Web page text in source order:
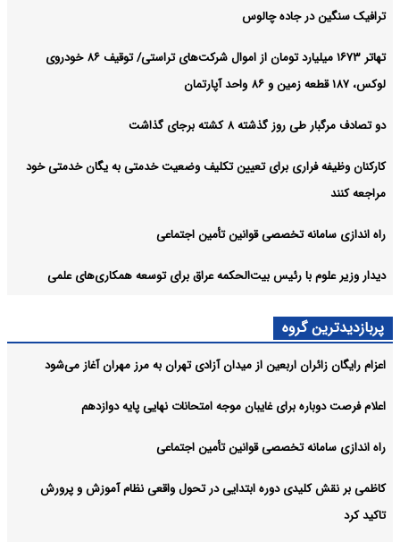
ترافیک سنگین در جاده چالوس
تهاتر ۱۶۷۳ میلیارد تومان از اموال شرکت‌های تراستی/ توقیف ۸۶ خودروی
لوکس، ۱۸۷ قطعه زمین و ۸۶ واحد آپارتمان
دو تصادف مرگبار طی روز گذشته ۸ کشته برجای گذاشت
کارکنان وظیفه فراری برای تعیین تکلیف وضعیت خدمتی به یگان خدمتی خود
مراجعه کنند
راه اندازی سامانه تخصصی قوانین تأمین اجتماعی
دیدار وزیر علوم با رئیس بیت‌الحکمه عراق برای توسعه همکاری‌های علمی
پربازدیدترین گروه
اعزام رایگان زائران اربعین از میدان آزادی تهران به مرز مهران آغاز می‌شود
اعلام فرصت دوباره برای غایبان موجه امتحانات نهایی پایه دوازدهم
راه اندازی سامانه تخصصی قوانین تأمین اجتماعی
کاظمی بر نقش کلیدی دوره ابتدایی در تحول واقعی نظام آموزش و پرورش
تاکید کرد